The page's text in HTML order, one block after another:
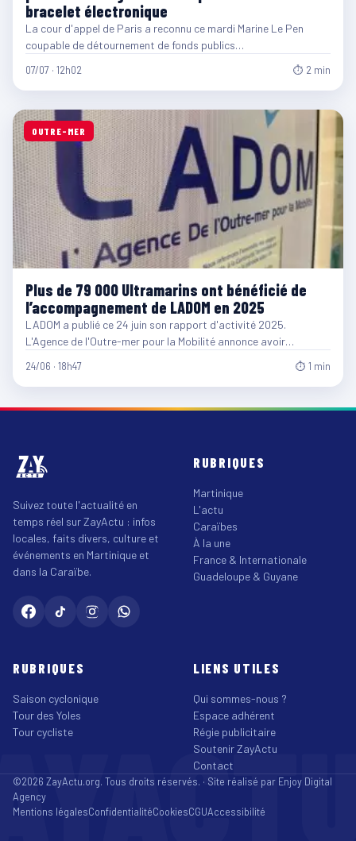
bracelet électronique
La cour d'appel de Paris a reconnu ce mardi Marine Le Pen
coupable de détournement de fonds publics…
07/07 · 12h02 ⏱ 2 min
OUTRE-MER
Plus de 79 000 Ultramarins ont bénéficié de
l’accompagnement de LADOM en 2025
LADOM a publié ce 24 juin son rapport d'activité 2025.
L'Agence de l'Outre-mer pour la Mobilité annonce avoir…
24/06 · 18h47 ⏱ 1 min
Suivez toute l'actualité en
temps réel sur ZayActu : infos
locales, faits divers, culture et
événements en Martinique et
dans la Caraïbe.
RUBRIQUES
Martinique
L'actu
Caraïbes
À la une
France & Internationale
Guadeloupe & Guyane
RUBRIQUES
Saison cyclonique
Tour des Yoles
Tour cycliste
LIENS UTILES
Qui sommes-nous ?
Espace adhérent
Régie publicitaire
Soutenir ZayActu
Contact
©2026 ZayActu.org. Tous droits réservés. · Site réalisé par Enjoy Digital
Agency
Mentions légalesConfidentialitéCookiesCGUAccessibilité